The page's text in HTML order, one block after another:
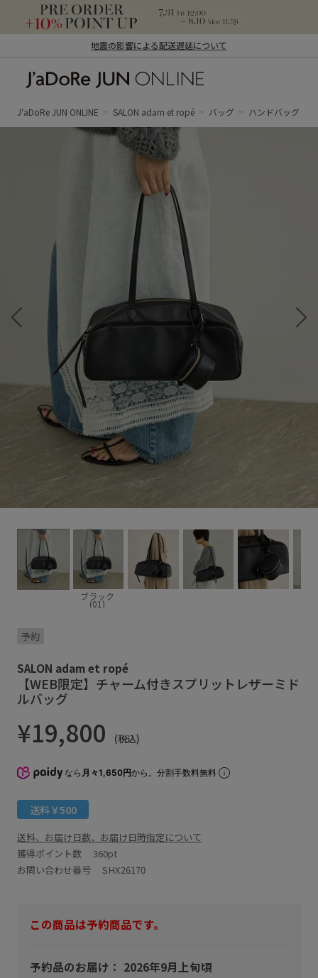
地震の影響による配送遅延について
ン オンライン）
J'aDoRe JUN ONLINE SALON adam et ropé バッグ ハンドバッグ
ブラック
(01)
予約
SALON adam et ropé
【WEB限定】チャーム付きスプリットレザーミド
ルバッグ
¥19,800 (税込)
なら 月々1,650円から。分割手数料無料
送料￥500
送料、お届け日数、お届け日時指定について
獲得ポイント数 360pt
お問い合わせ番号 SHX26170
この商品は予約商品です。
予約品のお届け： 2026年9月上旬頃